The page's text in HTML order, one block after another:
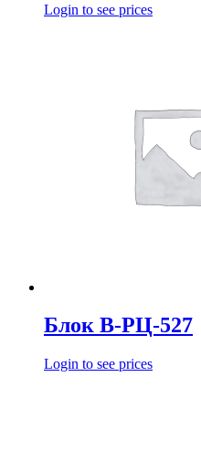
Login to see prices
Блок В-РЦ-527
Login to see prices